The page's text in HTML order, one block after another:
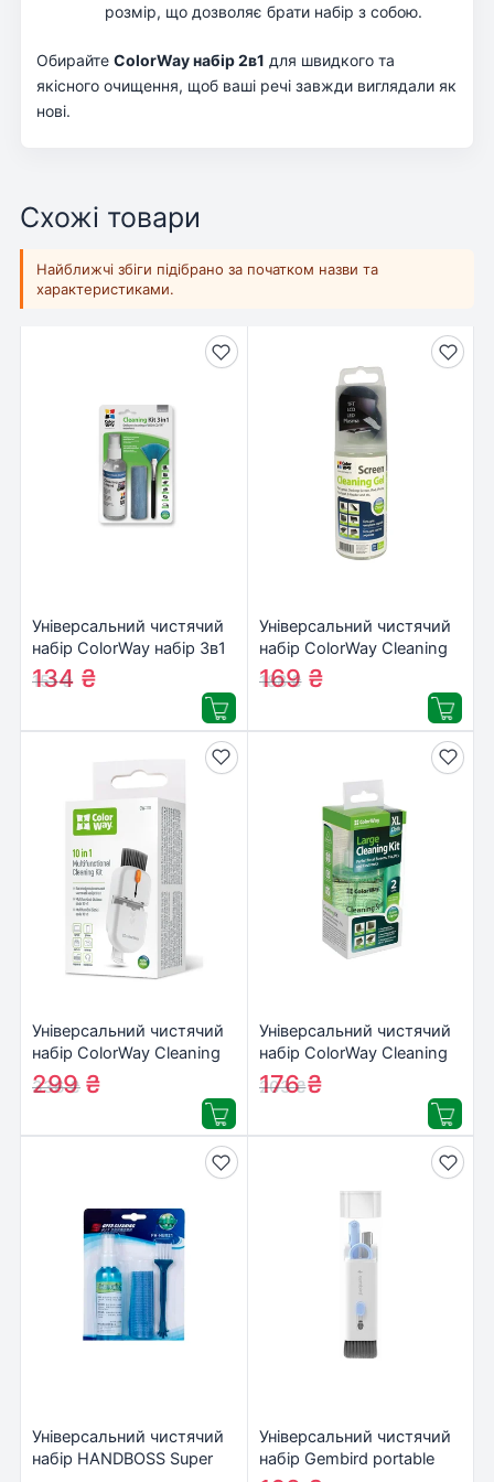
розмір, що дозволяє брати набір з собою.
Обирайте ColorWay набір 2в1 для швидкого та
якісного очищення, щоб ваші речі завжди виглядали як
нові.
Схожі товари
Найближчі збіги підібрано за початком назви та
характеристиками.
Універсальний чистячий
набір ColorWay набір 3в1
Спрей, пензлик, мікрофіб.
(CW-1031)
151₴
134 ₴
Універсальний чистячий
набір ColorWay Cleaning
Gel LED/TFT/LCD (CW-
5151)
188₴
169 ₴
Універсальний чистячий
набір ColorWay Cleaning
Kit, Multifunctional, 10 in 1
(CW-1111)
336₴
299₴
Універсальний чистячий
набір ColorWay Cleaning
Kit XL for Screens, TVs,
PCs (CW-5200)
203₴
176₴
Універсальний чистячий
набір HANDBOSS Super
Універсальний чистячий
набір Gembird portable